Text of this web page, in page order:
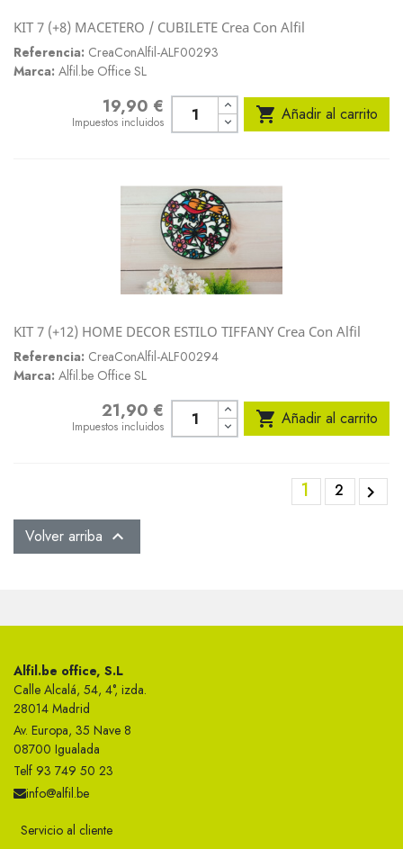
KIT 7 (+8) MACETERO / CUBILETE Crea Con Alfil
Referencia: CreaConAlfil-ALF00293
Marca: Alfil.be Office SL
Precio19,90 €
Impuestos incluidos  Añadir al carrito
KIT 7 (+12) HOME DECOR ESTILO TIFFANY Crea Con Alfil
Referencia: CreaConAlfil-ALF00294
Marca: Alfil.be Office SL
Precio21,90 €
Impuestos incluidos  Añadir al carrito
1 2 
Volver arriba 
Alfil.be office, S.L
Calle Alcalá, 54, 4°, izda.
28014 Madrid
Av. Europa, 35 Nave 8
08700 Igualada
Telf 93 749 50 23
info@alfil.be
Servicio al cliente